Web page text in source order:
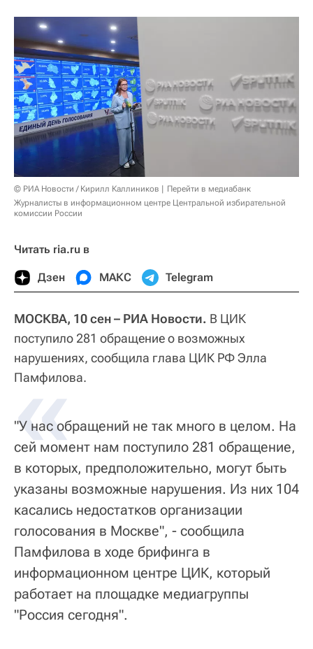
© РИА Новости / Кирилл Каллиников
Перейти в медиабанк
Журналисты в информационном центре Центральной избирательной
комиссии России
Читать ria.ru в
Дзен МАКС Telegram
МОСКВА, 10 сен – РИА Новости. В ЦИК
поступило 281 обращение о возможных
нарушениях, сообщила глава ЦИК РФ Элла
Памфилова.
«
"У нас обращений не так много в целом. На
сей момент нам поступило 281 обращение,
в которых, предположительно, могут быть
указаны возможные нарушения. Из них 104
касались недостатков организации
голосования в Москве", - сообщила
Памфилова в ходе брифинга в
информационном центре ЦИК, который
работает на площадке медиагруппы
"Россия сегодня".